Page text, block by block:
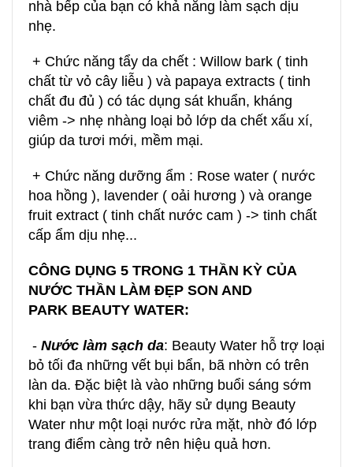
nhà bếp của bạn có khả năng làm sạch dịu
nhẹ.
+ Chức năng tẩy da chết : Willow bark ( tinh
chất từ vỏ cây liễu ) và papaya extracts ( tinh
chất đu đủ ) có tác dụng sát khuẩn, kháng
viêm -> nhẹ nhàng loại bỏ lớp da chết xấu xí,
giúp da tươi mới, mềm mại.
+ Chức năng dưỡng ẩm : Rose water ( nước
hoa hồng ), lavender ( oải hương ) và orange
fruit extract ( tinh chất nước cam ) -> tinh chất
cấp ẩm dịu nhẹ...
CÔNG DỤNG 5 TRONG 1 THẦN KỲ CỦA
NƯỚC THẦN LÀM ĐẸP SON AND
PARK BEAUTY WATER:
- Nước làm sạch da: Beauty Water hỗ trợ loại
bỏ tối đa những vết bụi bẩn, bã nhờn có trên
làn da. Đặc biệt là vào những buổi sáng sớm
khi bạn vừa thức dậy, hãy sử dụng Beauty
Water như một loại nước rửa mặt, nhờ đó lớp
trang điểm càng trở nên hiệu quả hơn.